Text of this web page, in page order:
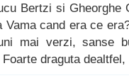
Bertzi si Gheorghe
cand era ce
mai verzi, sanse
draguta